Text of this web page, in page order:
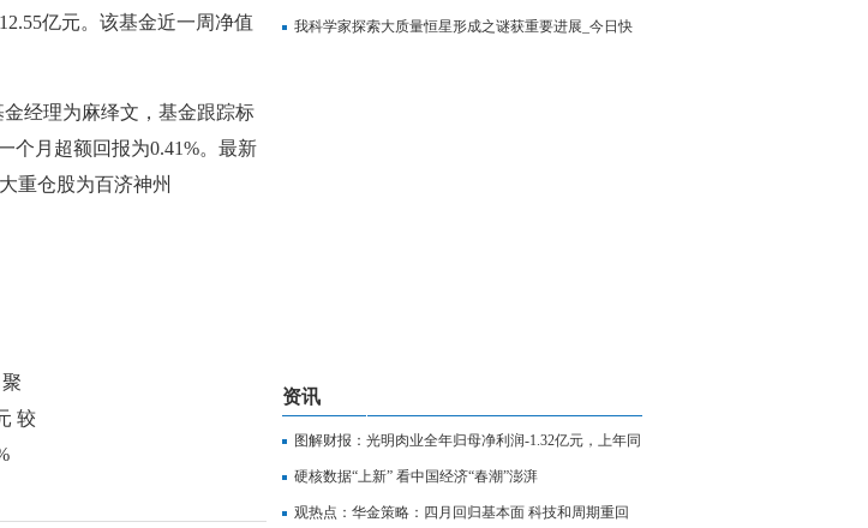
亿元。该基金近一周净值
经理为麻绎文，基金跟踪标
个月超额回报为0.41%。最新
重仓股为百济神州
较
聚焦
我科学家探索大质量恒星形成之谜获重要进展_今日快
资讯
图解财报：光明肉业全年归母净利润-1.32亿元，上年同
期2.16亿元
硬核数据“上新” 看中国经济“春潮”澎湃
观热点：华金策略：四月回归基本面 科技和周期重回